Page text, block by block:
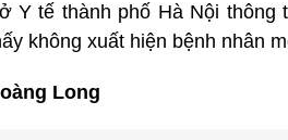
Y tế thành phố Hà Nội thông
không xuất hiện bệnh nhân
Long